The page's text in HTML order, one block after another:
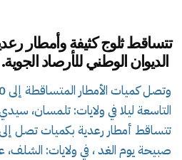
تتساقط ثلوج كثيفة وأمطار
الديوان الوطني للأرصاد الجوية.
التاسعة ليلا في ولايات: تلمسان،
صبيحة يوم الغد ، في ولايات: الشلف،